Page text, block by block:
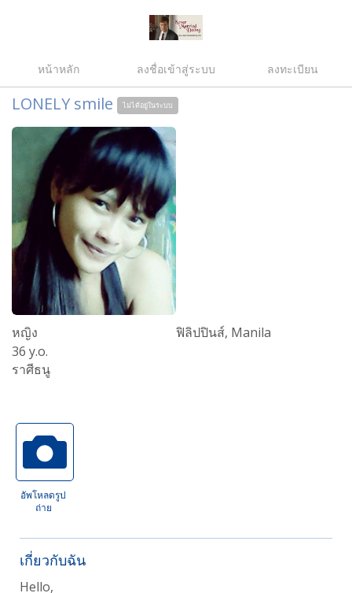
หน้าหลัก ลงชื่อเข้าสู่ระบบ ลงทะเบียน
LONELY smile ไม่ได้อยู่ในระบบ
หญิง
36 y.o.
ราศีธนู
ฟิลิปปินส์, Manila
อัพโหลดรูป
ถ่าย
เกี่ยวกับฉัน
Hello,